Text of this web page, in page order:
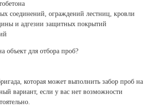
соединений, ограждений лестниц, кровли
и адгезии защитных покрытий
объект для отбора проб?
которая может выполнить забор проб на
вариант, если у вас нет возможности